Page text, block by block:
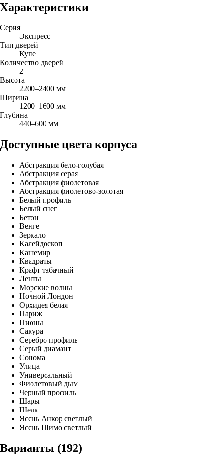
Характеристики
Серия
Экспресс
Тип дверей
Купе
Количество дверей
2
Высота
2200–2400 мм
Ширина
1200–1600 мм
Глубина
440–600 мм
Доступные цвета корпуса
Абстракция бело-голубая
Абстракция серая
Абстракция фиолетовая
Абстракция фиолетово-золотая
Белый профиль
Белый снег
Бетон
Венге
Зеркало
Калейдоскоп
Кашемир
Квадраты
Крафт табачный
Ленты
Морские волны
Ночной Лондон
Орхидея белая
Париж
Пионы
Сакура
Серебро профиль
Серый диамант
Сонома
Улица
Универсальный
Фиолетовый дым
Черный профиль
Шары
Шелк
Ясень Анкор светлый
Ясень Шимо светлый
Варианты (192)